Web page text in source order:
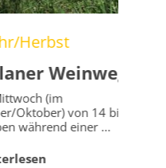
Weinweg
(im
von 14 bis
einer ...